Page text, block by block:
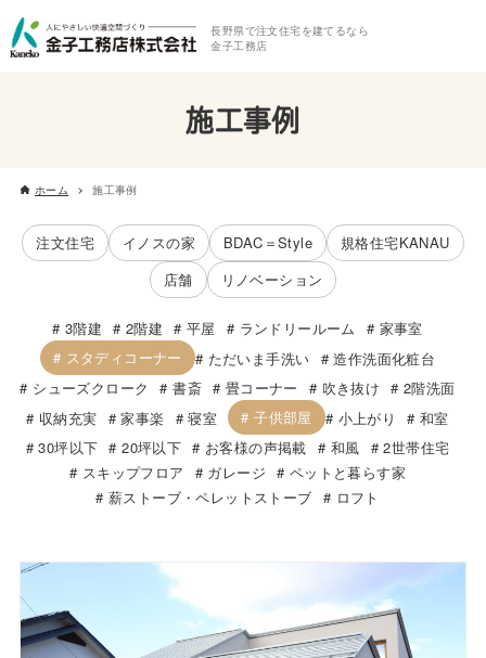
長野県で注文住宅を建てるなら
金子工務店
施工事例
ホーム 施工事例
注文住宅 イノスの家 BDAC＝Style
規格住宅KANAU
店舗
リノベーション
3階建 2階建 平屋 ランドリールーム
家事室
スタディコーナー
ただいま手洗い
造作洗面化粧台
シューズクローク
書斎 畳コーナー 吹き抜け
2階洗面
収納充実
家事楽 寝室 子供部屋 小上がり
和室
30坪以下
20坪以下 お客様の声掲載 和風
2世帯住宅
スキップフロア
ガレージ
ペットと暮らす家
薪ストーブ・ペレットストーブ
ロフト